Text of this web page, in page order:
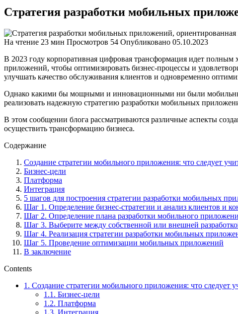
Стратегия разработки мобильных
На чтение 23 мин Просмотров 54 Опубликовано 05.10.2023
В 2023 году корпоративная цифровая трансформация идет полным
приложений, чтобы оптимизировать бизнес-процессы и
улучшать качество обслуживания клиентов и одновременно
Однако какими бы мощными и инновационными ни были
реализовать надежную стратегию разработки мобильных
В этом сообщении блога рассматриваются различные аспекты
осуществить трансформацию бизнеса.
Содержание
Создание стратегии мобильного приложения: что следует
Бизнес-цели
Платформа
Интеграция
5 шагов для построения стратегии разработки мобильных
Шаг 1. Определение бизнес-стратегии и анализ клиентов и
Шаг 2. Определение плана разработки мобильного
Шаг 3. Выберите между собственной или внешней
Шаг 4. Реализация стратегии разработки мобильных
Шаг 5. Проведение оптимизации мобильных приложений
В заключение
Contents
1. Создание стратегии мобильного приложения: что следует
1.1. Бизнес-цели
1.2. Платформа
1.3. Интеграция